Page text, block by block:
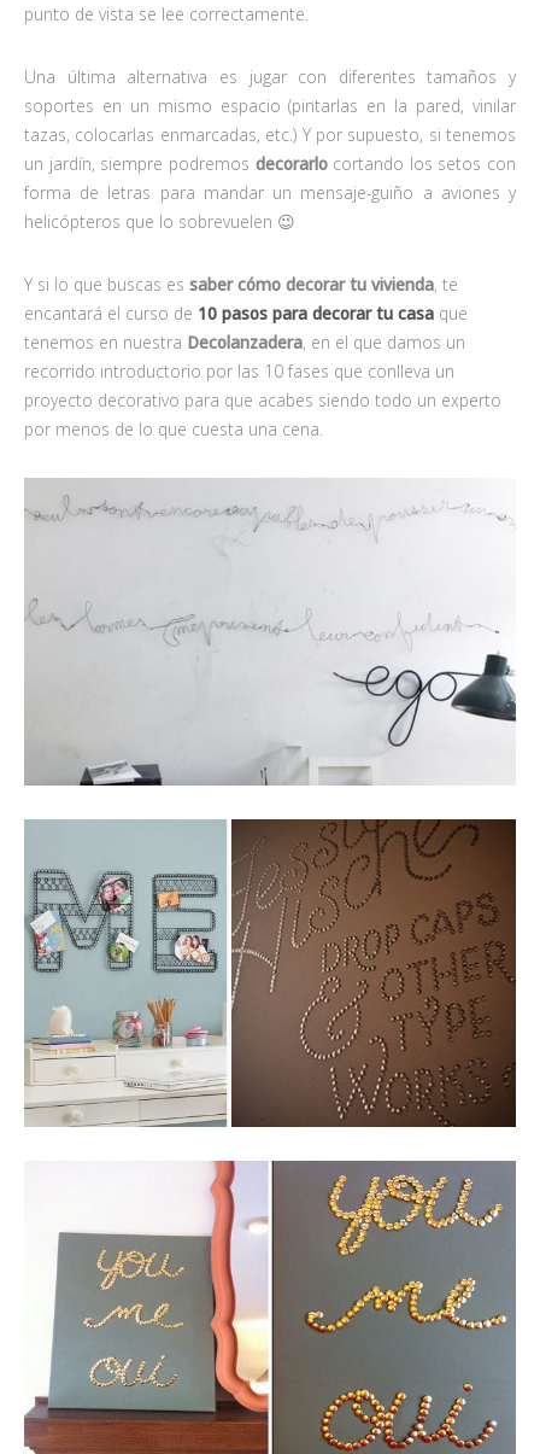
punto de vista se lee correctamente.
Una última alternativa es jugar con diferentes tamaños y
soportes en un mismo espacio (pintarlas en la pared, vinilar
tazas, colocarlas enmarcadas, etc.) Y por supuesto, si tenemos
un jardín, siempre podremos decorarlocortando los setos con
forma de letras para mandar un mensaje-guiño a aviones y
helicópteros que lo sobrevuelen 😉
Y si lo que buscas es saber cómo decorar tu vivienda, te
encantará el curso de 10 pasos para decorar tu casa que
tenemos en nuestra Decolanzadera, en el que damos un
recorrido introductorio por las 10 fases que conlleva un
proyecto decorativo para que acabes siendo todo un experto
por menos de lo que cuesta una cena.